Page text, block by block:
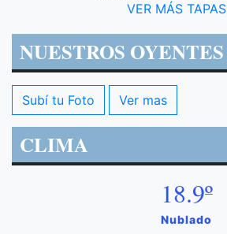
VER MÁS TAPAS
NUESTROS OYENTES
Subí tu Foto Ver mas
CLIMA
18.9º
Nublado